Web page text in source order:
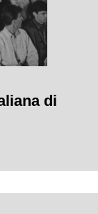
di